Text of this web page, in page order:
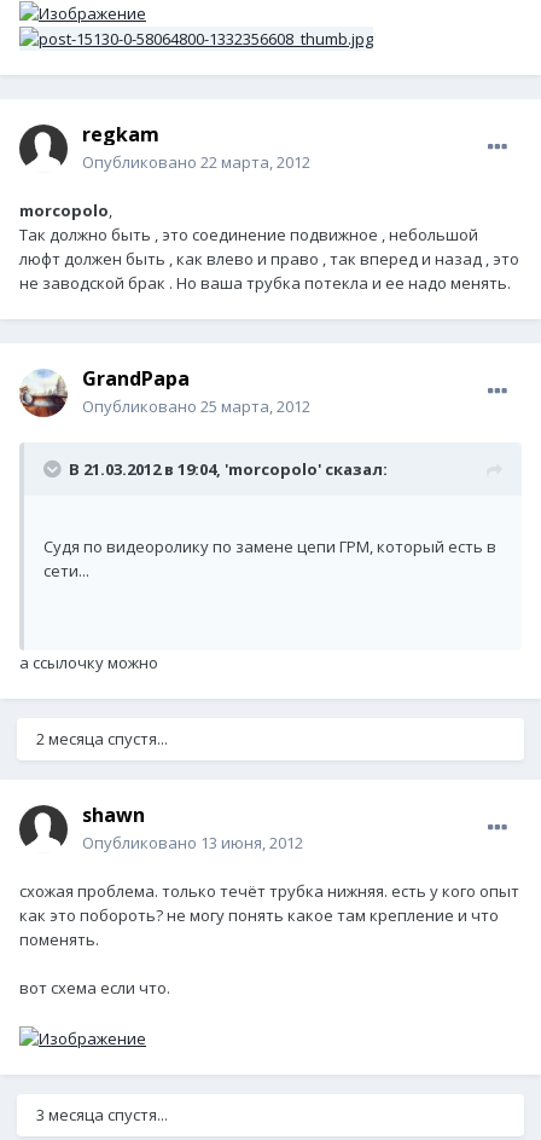
regkam
Опубликовано 22 марта, 2012
morcopolo,
Так должно быть , это соединение подвижное , небольшой
люфт должен быть , как влево и право , так вперед и назад , это
не заводской брак . Но ваша трубка потекла и ее надо менять.
GrandPapa
Опубликовано 25 марта, 2012
В 21.03.2012 в 19:04, 'morcopolo' сказал:
Судя по видеоролику по замене цепи ГРМ, который есть в
сети...
а ссылочку можно
2 месяца спустя...
shawn
Опубликовано 13 июня, 2012
схожая проблема. только течёт трубка нижняя. есть у кого опыт
как это побороть? не могу понять какое там крепление и что
поменять.
вот схема если что.
3 месяца спустя...